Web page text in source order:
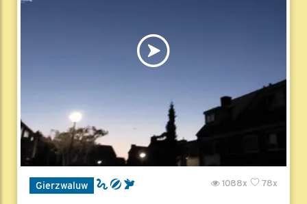
Gierzwaluw 78x
1088x